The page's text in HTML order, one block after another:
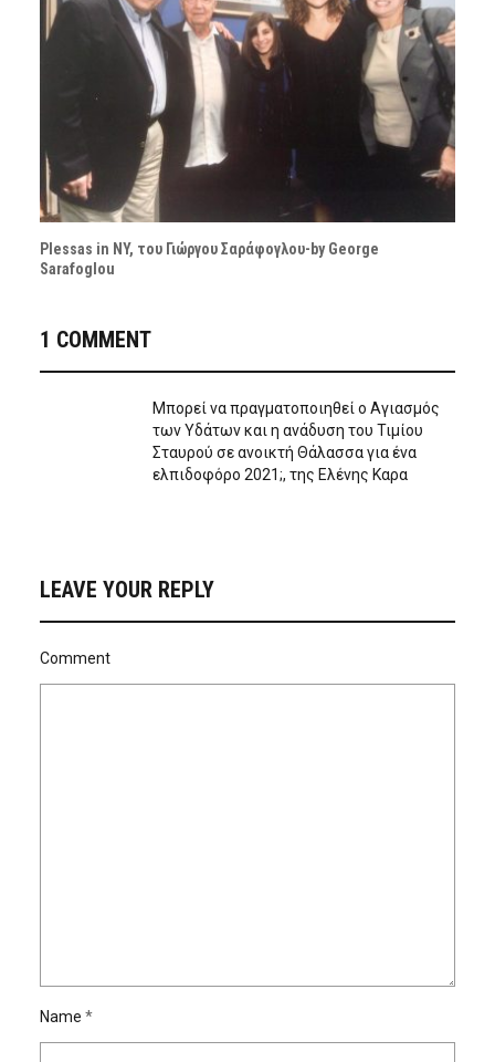
Plessas in NY, του Γιώργου Σαράφογλου-by George
Sarafoglou
1 COMMENT
Μπορεί να πραγματοποιηθεί ο Αγιασμός
των Υδάτων και η ανάδυση του Τιμίου
Σταυρού σε ανοικτή Θάλασσα για ένα
ελπιδοφόρο 2021;, της Ελένης Καρα
LEAVE YOUR REPLY
Comment
Name *